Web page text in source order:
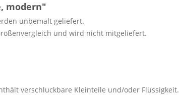
modern"
unbemalt geliefert.
und wird nicht mitgeliefert.
verschluckbare Kleinteile und/oder Flüssigkeit.